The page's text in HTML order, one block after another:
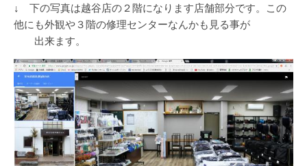
↓ 下の写真は越谷店の２階になります店舗部分です。この
他にも外観や３階の修理センターなんかも見る事が
出来ます。